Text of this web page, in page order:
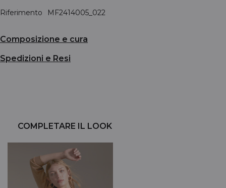
Riferimento
MF2414005_022
Composizione e cura
Spedizioni e Resi
COMPLETARE IL LOOK